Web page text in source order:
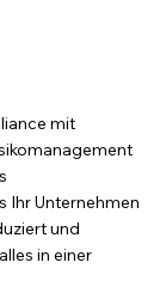
mit
Ihr Unternehmen
und
in einer